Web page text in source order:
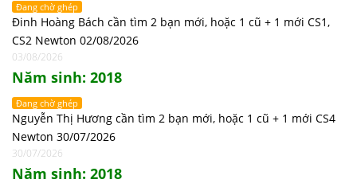
Đang chờ ghép
Đinh Hoàng Bách cần tìm 2 bạn mới, hoặc 1 cũ + 1 mới CS1,
CS2 Newton 02/08/2026
03/08/2026
Năm sinh: 2018
Đang chờ ghép
Nguyễn Thị Hương cần tìm 2 bạn mới, hoặc 1 cũ + 1 mới CS4
Newton 30/07/2026
30/07/2026
Năm sinh: 2018